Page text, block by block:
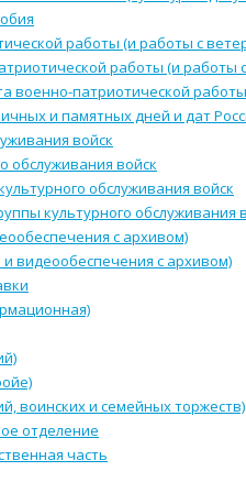
работы (и работы с
работы (и работы
военно-патриотической
и памятных дней и дат
войск
обслуживания войск
обслуживания войск
культурного обслуживания
с архивом)
видеообеспечения с архивом)
воинских и семейных торжеств)
отделение
часть